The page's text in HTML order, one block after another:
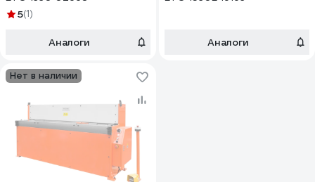
5(1)
Аналоги Аналоги
Нет в наличии